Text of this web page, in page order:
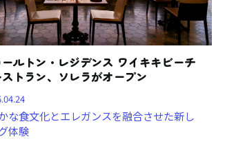
ルトン・レジデンス ワイキキビーチ
トラン、ソレラがオープン
な食文化とエレガンスを融合させた新し
体験